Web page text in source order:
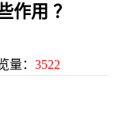
作用 ？
量： 3522